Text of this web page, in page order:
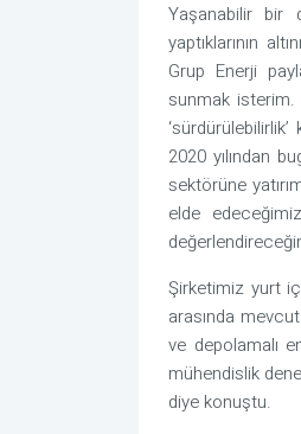
Yaşanabilir bir
yaptıklarının
Grup Enerji
sunmak isterim.
2020 yılından
sektörüne
elde
Şirketimiz yurt içi
arasında
ve depolamalı
mühendislik
diye konuştu.